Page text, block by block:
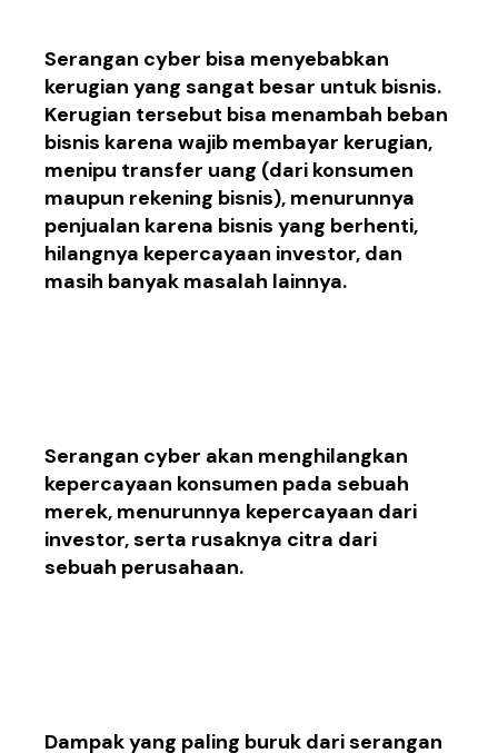
Serangan cyber bisa menyebabkan
kerugian yang sangat besar untuk bisnis.
Kerugian tersebut bisa menambah beban
bisnis karenawajib membayar kerugian,
menipu transfer uang (dari konsumen
maupun rekening bisnis), menurunnya
penjualan karena bisnis yang berhenti,
hilangnya kepercayaan investor, dan
masih banyak masalah lainnya.
Serangan cyber akan menghilangkan
kepercayaan konsumen pada sebuah
merek, menurunnya kepercayaan dari
investor,serta rusaknya citra dari
sebuah perusahaan.
Dampakyang paling buruk dari serangan